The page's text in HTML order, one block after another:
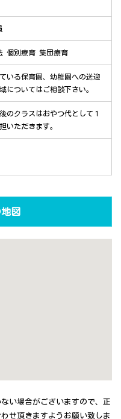
個別療育 集団療育
いる保育園、幼稚園への送迎
についてはご相談下さい。
のクラスはおやつ代として１
いただきます。
図
い場合がございますので、正
せ頂きますようお願い致しま